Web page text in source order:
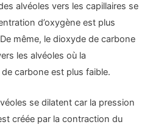
alvéoles vers les capillaires se
d’oxygène est plus
même, le dioxyde de carbone
les alvéoles où la
carbone est plus faible.
se dilatent car la pression
créée par la contraction du